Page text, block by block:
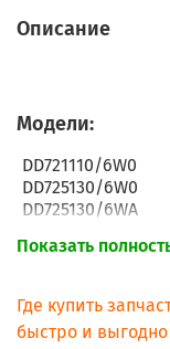
Описание
Модели:
DD721110/6W0
DD725130/6W0
DD725130/6WA
DD727130/6W0
Показать
Где купить
быстро и выгодно